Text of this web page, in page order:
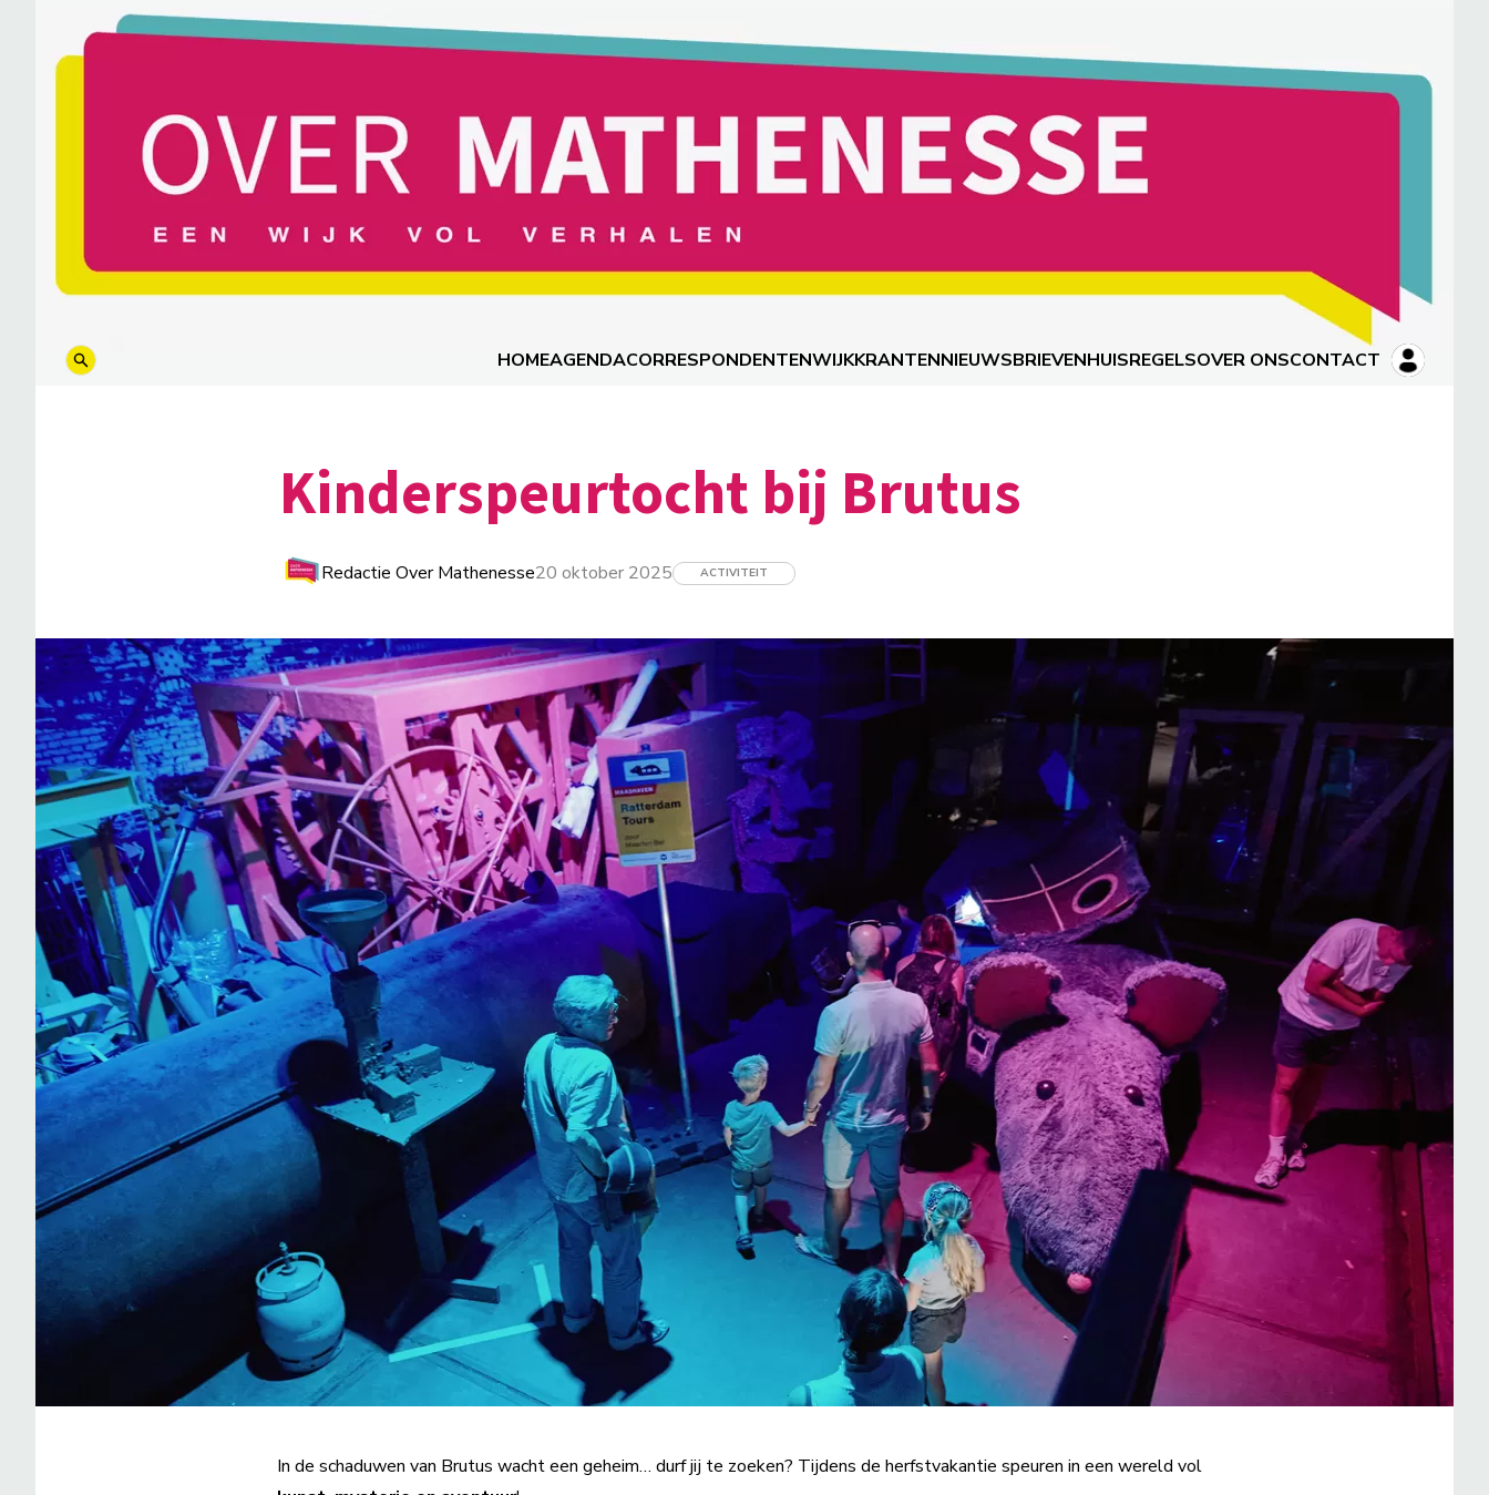
HOMEAGENDACORRESPONDENTENWIJKKRANTENNIEUWSBRIEVENHUISREGELSOVER ONSCONTACT
Kinderspeurtocht bij Brutus
Redactie Over Mathenesse20 oktober 2025 ACTIVITEIT
In de schaduwen van Brutus wacht een geheim… durf jij te zoeken? Tijdens de herfstvakantie speuren in een wereld vol